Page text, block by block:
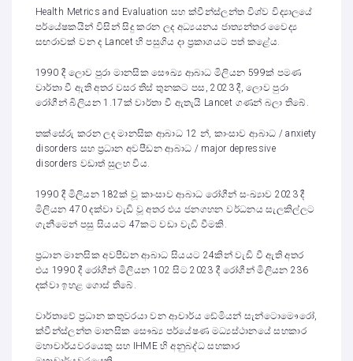
Health Metrics and Evaluation සහ ක්වීන්ස්ලන්ත විශ්ව විද්‍යාලයේ
පර්යේෂකයින් විසින් සිදු කරන ලද අධ්‍යයනය ජාත්‍යන්තර වෛද්‍ය
සඟරාවක් වන ද Lancet හි පසුගිය දා ප්‍රකාශයට පත් කළේය.
1990 දී ලොව පුරා මානසික සෞඛ්‍ය ආබාධ මිලියන 599ක් පමණ
වාර්තා වී ඇති අතර වසර තිස් තුනකට පස, 2023 දී, ලොව පුරා
රෝගීන් බිලියන 1.17ක් වාර්තා වී ඇතැයි Lancet ගණන් බලා තිබේ.
තක්සේරු කරන ලද මානසික ආබාධ 12 න්, කාංසාව ආබාධ / anxiety
disorders සහ ප්‍රධාන අවපීඩන ආබාධ / major depressive
disorders වඩාත් සුලභ විය.
1990 දී මිලියන 182ක් වූ කාංසාව ආබාධ රෝගීන් සංඛ්‍යාව 2023 දී
මිලියන 470 දක්වා වැඩි වූ අතර එය ජනගහන වර්ධනය සැලකිල්ලට
ගැනීමෙන් පසු සියයට 47කට වඩා වැඩි වීමකි.
ප්‍රධාන මානසික අවපීඩන ආබාධ සියයට 24කින් වැඩි වී ඇති අතර
එය 1990 දී රෝගීන් මිලියන 102 සිට 2023 දී රෝගීන් මිලියන 236
දක්වා ඉහළ ගොස් තිබේ.
වාර්තාවේ ප්‍රධාන කතුවරයා වන ආචාර්ය ඩේමියන් සැන්ටොමෞරෝ,
ක්වීන්ස්ලන්ත මානසික සෞඛ්‍ය පර්යේෂණ මධ්‍යස්ථානයේ සහකාර
මහාචාර්යවරයෙකු සහ IHME හි අනුබද්ධ සහකාර